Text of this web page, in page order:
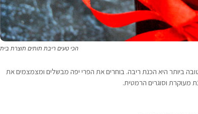
הכי טעים ריבת תותים תוצרת בית
ביותר היא הכנת ריבה. בוחרים את הפרי יפה מבשלים ומצמצמים את
מעוקרת וסוגרים הרמטית.